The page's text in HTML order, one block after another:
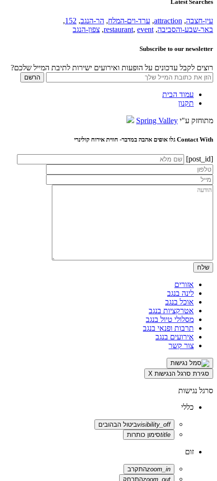
Latest Searches
עין-חצבה,
attraction
, ערד-וים-המלח, הר-הנגב,
152
,
באר-שבע-והסביבה,
restaurant, event
, צפון-הנגב
Subscribe to our newsletter
רוצים לקבל עדכונים על הופעות ואירועים ישירות לתיבת המייל שלכם?
עמוד הבית
תקנון
מתוחזק ע"י Spring Valley
Contact With גלו אופים אהבה במדבר- חווית אירוח קולינרי
[post_id]
אזורים
לינה בנגב
אוכל בנגב
אטרקציות בנגב
מסלולי טיול בנגב
תרבות ופנאי בנגב
אירועים בנגב
צור קשר
סגירת סרגל הנגישות X
סרגל נגישות
כללי
visibility_offביטול הבהובים
titleסימון כותרות
זום
zoom_inהתקרב
zoom_outהתרחק